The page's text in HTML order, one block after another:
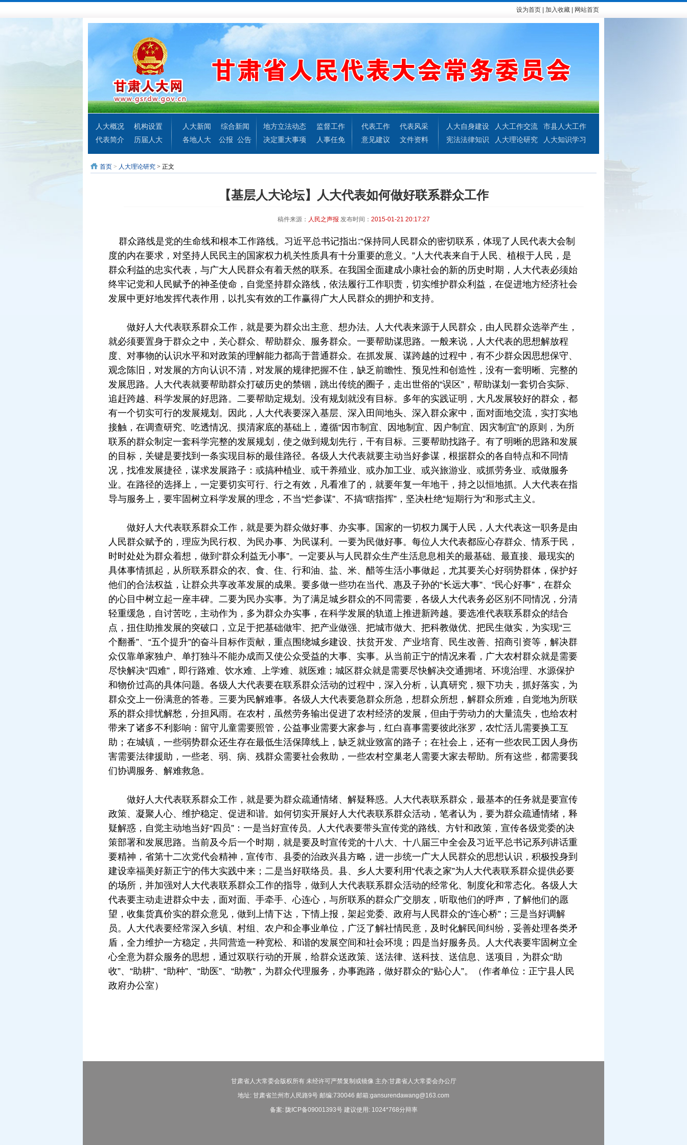
设为首页 加入收藏 网站首页
人大概况
机构设置
代表简介
历届人大
人大新闻
综合新闻
各地人大
公报 公告
地方立法动态
监督工作
决定重大事项
人事任免
代表工作
代表风采
意见建议
文件资料
人大自身建设 人大工作交流
市县人大工作
宪法法律知识
人大理论研究 人大知识学习
首页 > 人大理论研究 > 正文
【基层人大论坛】人大代表如何做好联系群众工作
稿件来源： 人民之声报 发布时间： 2015-01-21 20:17:27
群众路线是党的生命线和根本工作路线。习近平总书记指出:“保持同人民群众的密切联系，体现了人民代表大会制
度的内在要求，对坚持人民民主的国家权力机关性质具有十分重要的意义。”人大代表来自于人民、植根于人民，是
群众利益的忠实代表，与广大人民群众有着天然的联系。在我国全面建成小康社会的新的历史时期，人大代表必须始
终牢记党和人民赋予的神圣使命，自觉坚持群众路线，依法履行工作职责，切实维护群众利益，在促进地方经济社会
发展中更好地发挥代表作用，以扎实有效的工作赢得广大人民群众的拥护和支持。
做好人大代表联系群众工作，就是要为群众出主意、想办法。人大代表来源于人民群众，由人民群众选举产生，
就必须要置身于群众之中，关心群众、帮助群众、服务群众。一要帮助谋思路。一般来说，人大代表的思想解放程
度、对事物的认识水平和对政策的理解能力都高于普通群众。在抓发展、谋跨越的过程中，有不少群众因思想保守、
观念陈旧，对发展的方向认识不清，对发展的规律把握不住，缺乏前瞻性、预见性和创造性，没有一套明晰、完整的
发展思路。人大代表就要帮助群众打破历史的禁锢，跳出传统的圈子，走出世俗的“误区”，帮助谋划一套切合实际、
追赶跨越、科学发展的好思路。二要帮助定规划。没有规划就没有目标。多年的实践证明，大凡发展较好的群众，都
有一个切实可行的发展规划。因此，人大代表要深入基层、深入田间地头、深入群众家中，面对面地交流，实打实地
接触，在调查研究、吃透情况、摸清家底的基础上，遵循“因市制宜、因地制宜、因户制宜、因灾制宜”的原则，为所
联系的群众制定一套科学完整的发展规划，使之做到规划先行，干有目标。三要帮助找路子。有了明晰的思路和发展
的目标，关键是要找到一条实现目标的最佳路径。各级人大代表就要主动当好参谋，根据群众的各自特点和不同情
况，找准发展捷径，谋求发展路子：或搞种植业、或干养殖业、或办加工业、或兴旅游业、或抓劳务业、或做服务
业。在路径的选择上，一定要切实可行、行之有效，凡看准了的，就要年复一年地干，持之以恒地抓。人大代表在指
导与服务上，要牢固树立科学发展的理念，不当“烂参谋”、不搞“瞎指挥”，坚决杜绝“短期行为”和形式主义。
做好人大代表联系群众工作，就是要为群众做好事、办实事。国家的一切权力属于人民，人大代表这一职务是由
人民群众赋予的，理应为民行权、为民办事、为民谋利。一要为民做好事。每位人大代表都应心存群众、情系于民，
时时处处为群众着想，做到“群众利益无小事”。一定要从与人民群众生产生活息息相关的最基础、最直接、最现实的
具体事情抓起，从所联系群众的衣、食、住、行和油、盐、米、醋等生活小事做起，尤其要关心好弱势群体，保护好
他们的合法权益，让群众共享改革发展的成果。要多做一些功在当代、惠及子孙的“长远大事”、“民心好事”，在群众
的心目中树立起一座丰碑。二要为民办实事。为了满足城乡群众的不同需要，各级人大代表务必区别不同情况，分清
轻重缓急，自讨苦吃，主动作为，多为群众办实事，在科学发展的轨道上推进新跨越。要选准代表联系群众的结合
点，扭住助推发展的突破口，立足于把基础做牢、把产业做强、把城市做大、把科教做优、把民生做实，为实现“三
个翻番”、“五个提升”的奋斗目标作贡献，重点围绕城乡建设、扶贫开发、产业培育、民生改善、招商引资等，解决群
众仅靠单家独户、单打独斗不能办成而又使公众受益的大事、实事。从当前正宁的情况来看，广大农村群众就是需要
尽快解决“四难”，即行路难、饮水难、上学难、就医难；城区群众就是需要尽快解决交通拥堵、环境治理、水源保护
和物价过高的具体问题。各级人大代表要在联系群众活动的过程中，深入分析，认真研究，狠下功夫，抓好落实，为
群众交上一份满意的答卷。三要为民解难事。各级人大代表要急群众所急，想群众所想，解群众所难，自觉地为所联
系的群众排忧解愁，分担风雨。在农村，虽然劳务输出促进了农村经济的发展，但由于劳动力的大量流失，也给农村
带来了诸多不利影响：留守儿童需要照管，公益事业需要大家参与，红白喜事需要彼此张罗，农忙活儿需要换工互
助；在城镇，一些弱势群众还生存在最低生活保障线上，缺乏就业致富的路子；在社会上，还有一些农民工因人身伤
害需要法律援助，一些老、弱、病、残群众需要社会救助，一些农村空巢老人需要大家去帮助。所有这些，都需要我
们协调服务、解难救急。
做好人大代表联系群众工作，就是要为群众疏通情绪、解疑释惑。人大代表联系群众，最基本的任务就是要宣传
政策、凝聚人心、维护稳定、促进和谐。如何切实开展好人大代表联系群众活动，笔者认为，要为群众疏通情绪，释
疑解惑，自觉主动地当好“四员”：一是当好宣传员。人大代表要带头宣传党的路线、方针和政策，宣传各级党委的决
策部署和发展思路。当前及今后一个时期，就是要及时宣传党的十八大、十八届三中全会及习近平总书记系列讲话重
要精神，省第十二次党代会精神，宣传市、县委的治政兴县方略，进一步统一广大人民群众的思想认识，积极投身到
建设幸福美好新正宁的伟大实践中来；二是当好联络员。县、乡人大要利用“代表之家”为人大代表联系群众提供必要
的场所，并加强对人大代表联系群众工作的指导，做到人大代表联系群众活动的经常化、制度化和常态化。各级人大
代表要主动走进群众中去，面对面、手牵手、心连心，与所联系的群众广交朋友，听取他们的呼声，了解他们的愿
望，收集货真价实的群众意见，做到上情下达，下情上报，架起党委、政府与人民群众的“连心桥”；三是当好调解
员。人大代表要经常深入乡镇、村组、农户和企事业单位，广泛了解社情民意，及时化解民间纠纷，妥善处理各类矛
盾，全力维护一方稳定，共同营造一种宽松、和谐的发展空间和社会环境；四是当好服务员。人大代表要牢固树立全
心全意为群众服务的思想，通过双联行动的开展，给群众送政策、送法律、送科技、送信息、送项目，为群众“助
收”、“助耕”、“助种”、“助医”、“助教”，为群众代理服务，办事跑路，做好群众的“贴心人”。（作者单位：正宁县人民
政府办公室）
甘肃省人大常委会版权所有 未经许可严禁复制或镜像 主办:甘肃省人大常委会办公厅
地址: 甘肃省兰州市人民路9号 邮编:730046 邮箱:gansurendawang@163.com
备案: 陇ICP备09001393号 建议使用: 1024*768分辩率